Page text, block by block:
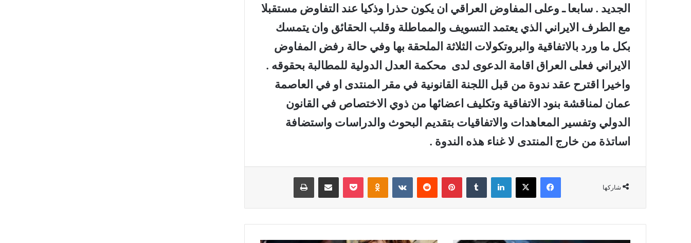
الجديد . سابعا ـ وعلى المفاوض العراقي ان يكون حذرا وذكيا عند التفاوض مستقبلا
مع الطرف الايراني الذي يعتمد التسويف والمماطلة وقلب الحقائق وان يتمسك
بكل ما ورد بالاتفاقية والبروتكولات الثلاثة الملحقة بها وفي حالة رفض المفاوض
الايراني فعلى العراق اقامة الدعوى لدى محكمة العدل الدولية للمطالبة بحقوقه .
واخيرا اقترح عقد ندوة من قبل اللجنة القانونية في مقر المنتدى او في العاصمة
عمان لمناقشة بنود الاتفاقية وتكليف اعضائها من ذوي الاختصاص في القانون
الدولي وتفسير المعاهدات والاتفاقيات بتقديم البحوث والدراسات واستضافة
اساتذة من خارج المنتدى لا غناء هذه الندوة .
شاركها
فيسبوك ‫X لينكدإن بينتيريست ‏VKontakte